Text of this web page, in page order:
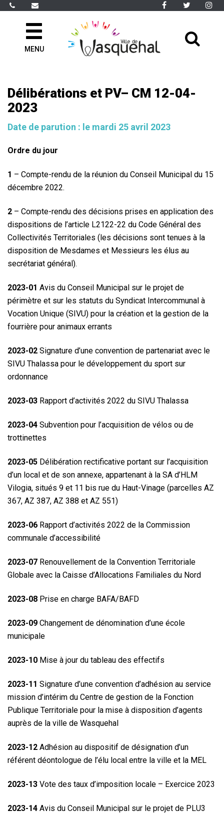
Gestion des traceurs
Lien
compte
Facebook
Lien
compte
Twitter
MENU
Délibérations et PV– CM 12-04-
2023
Date de parution : le mardi 25 avril 2023
Ordre du jour
1 – Compte-rendu de la réunion du Conseil Municipal du 15
décembre 2022.
2 – Compte-rendu des décisions prises en application des
dispositions de l’article L2122-22 du Code Général des
Collectivités Territoriales (les décisions sont tenues à la
disposition de Mesdames et Messieurs les élus au
secrétariat général).
2023-01 Avis du Conseil Municipal sur le projet de
périmètre et sur les statuts du Syndicat Intercommunal à
Vocation Unique (SIVU) pour la création et la gestion de la
fourrière pour animaux errants
2023-02 Signature d’une convention de partenariat avec le
SIVU Thalassa pour le développement du sport sur
ordonnance
2023-03 Rapport d’activités 2022 du SIVU Thalassa
2023-04 Subvention pour l’acquisition de vélos ou de
trottinettes
2023-05 Délibération rectificative portant sur l’acquisition
d’un local et de son annexe, appartenant à la SA d’HLM
Vilogia, situés 9 et 11 bis rue du Haut-Vinage (parcelles AZ
367, AZ 387, AZ 388 et AZ 551)
2023-06 Rapport d’activités 2022 de la Commission
communale d’accessibilité
2023-07 Renouvellement de la Convention Territoriale
Globale avec la Caisse d’Allocations Familiales du Nord
2023-08 Prise en charge BAFA/BAFD
2023-09 Changement de dénomination d’une école
municipale
2023-10 Mise à jour du tableau des effectifs
2023-11 Signature d’une convention d’adhésion au service
mission d’intérim du Centre de gestion de la Fonction
Publique Territoriale pour la mise à disposition d’agents
auprès de la ville de Wasquehal
2023-12 Adhésion au dispositif de désignation d’un
référent déontologue de l’élu local entre la ville et la MEL
2023-13 Vote des taux d’imposition locale – Exercice 2023
2023-14 Avis du Conseil Municipal sur le projet de PLU3